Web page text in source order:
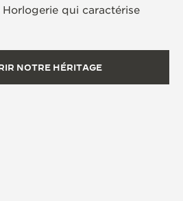
qui caractérise
NOTRE HÉRITAGE